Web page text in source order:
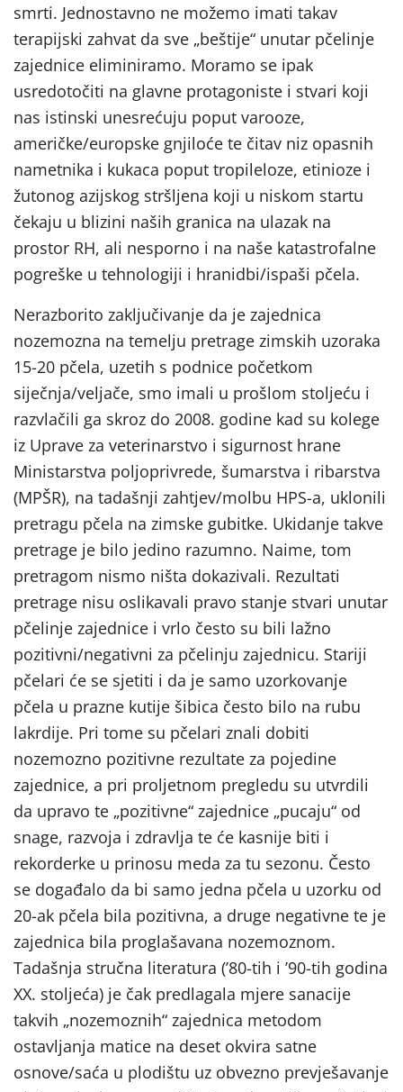
smrti. Jednostavno ne možemo imati takav
terapijski zahvat da sve „beštije“ unutar pčelinje
zajednice eliminiramo. Moramo se ipak
usredotočiti na glavne protagoniste i stvari koji
nas istinski unesrećuju poput varooze,
američke/europske gnjiloće te čitav niz opasnih
nametnika i kukaca poput tropileloze, etinioze i
žutonog azijskog stršljena koji u niskom startu
čekaju u blizini naših granica na ulazak na
prostor RH, ali nesporno i na naše katastrofalne
pogreške u tehnologiji i hranidbi/ispaši pčela.
Nerazborito zaključivanje da je zajednica
nozemozna na temelju pretrage zimskih uzoraka
15-20 pčela, uzetih s podnice početkom
siječnja/veljače, smo imali u prošlom stoljeću i
razvlačili ga skroz do 2008. godine kad su kolege
iz Uprave za veterinarstvo i sigurnost hrane
Ministarstva poljoprivrede, šumarstva i ribarstva
(MPŠR), na tadašnji zahtjev/molbu HPS-a, uklonili
pretragu pčela na zimske gubitke. Ukidanje takve
pretrage je bilo jedino razumno. Naime, tom
pretragom nismo ništa dokazivali. Rezultati
pretrage nisu oslikavali pravo stanje stvari unutar
pčelinje zajednice i vrlo često su bili lažno
pozitivni/negativni za pčelinju zajednicu. Stariji
pčelari će se sjetiti i da je samo uzorkovanje
pčela u prazne kutije šibica često bilo na rubu
lakrdije. Pri tome su pčelari znali dobiti
nozemozno pozitivne rezultate za pojedine
zajednice, a pri proljetnom pregledu su utvrdili
da upravo te „pozitivne“ zajednice „pucaju“ od
snage, razvoja i zdravlja te će kasnije biti i
rekorderke u prinosu meda za tu sezonu. Često
se događalo da bi samo jedna pčela u uzorku od
20-ak pčela bila pozitivna, a druge negativne te je
zajednica bila proglašavana nozemoznom.
Tadašnja stručna literatura (’80-tih i ’90-tih godina
XX. stoljeća) je čak predlagala mjere sanacije
takvih „nozemoznih“ zajednica metodom
ostavljanja matice na deset okvira satne
osnove/saća u plodištu uz obvezno prevješavanje